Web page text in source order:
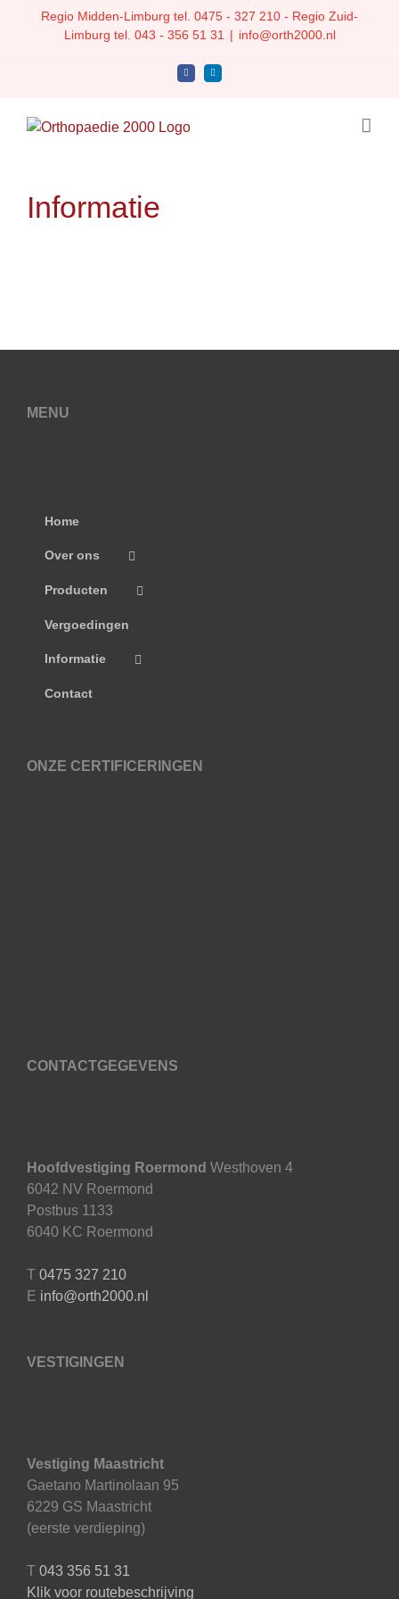
Regio Midden-Limburg tel. 0475 - 327 210 - Regio Zuid-
Limburg tel. 043 - 356 51 31 | info@orth2000.nl
Facebook
Informatie
MENU
Home
Over ons
Producten
Vergoedingen
Informatie
Contact
ONZE CERTIFICERINGEN
CONTACTGEGEVENS
Hoofdvestiging Roermond Westhoven 4
6042 NV Roermond
Postbus 1133
6040 KC Roermond
T 0475 327 210
E info@orth2000.nl
VESTIGINGEN
Vestiging Maastricht
Gaetano Martinolaan 95
6229 GS Maastricht
(eerste verdieping)
T 043 356 51 31
Klik voor routebeschrijving